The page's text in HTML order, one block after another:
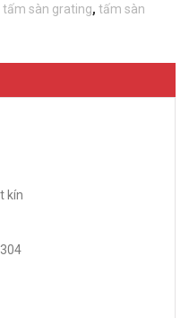
tấm sàn grating, tấm sàn
kín